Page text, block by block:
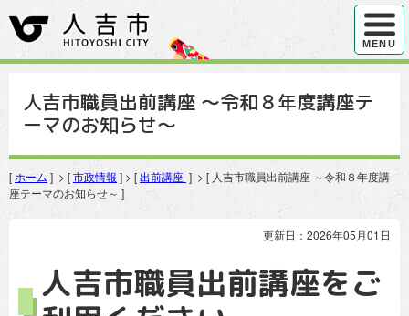
ハンバ
MENU
人吉市職員出前講座 ～令和８年度講座テ
ーマのお知らせ～
[ ホーム ] > [市政情報 ] > [出前講座 ] > [ 人吉市職員出前講座 ～令和８年度講
座テーマのお知らせ～ ]
更新日：2026年05月01日
人吉市職員出前講座をご